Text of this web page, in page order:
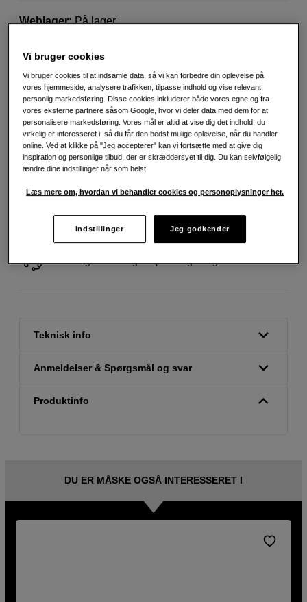
Weblager:På lager
229 DKK
Antal
Læg i indkøbskurv
30 dages returret
Personlig service og ekspertrådgivning
Teknisk info
Anmeldelser & Spørgsmål og svar
Produktinfo
DU ER MÅSKE OGSÅ INTERESSERET I
Vi bruger cookies
Vi bruger cookies til at indsamle data, så vi kan forbedre din oplevelse på
vores hjemmeside, analysere trafikken, tilpasse indhold og vise relevant,
personlig markedsføring. Disse cookies inkluderer både vores egne og fra
vores eksterne partnere såsom Google, hvor vi deler data med dem for at
personalisere markedsføring. Vores mål er altid at vise dig det indhold, du
virkelig er interesseret i, så du får den bedst mulige oplevelse, når du handler
online. Ved at klikke på "Jeg accepterer" kan vi fortsætte med at give dig
inspiration og personlige tilbud, der er skræddersyet til dig. Du kan selvfølgelig
ændre dine indstillinger når som helst.
Læs mere om, hvordan vi behandler cookies og personoplysninger her.
Indstillinger Jeg godkender